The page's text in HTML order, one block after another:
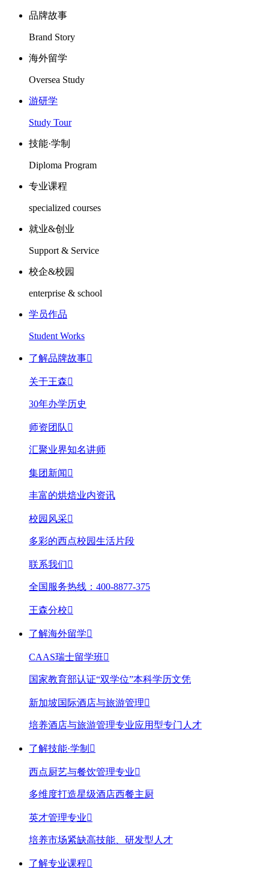
品牌故事
Brand Story
海外留学
Oversea Study
游研学
Study Tour
技能·学制
Diploma Program
专业课程
specialized courses
就业&创业
Support & Service
校企&校园
enterprise & school
学员作品
Student Works
了解品牌故事
关于王森
30年办学历史
师资团队 
汇聚业界知名讲师
集团新闻 
丰富的烘焙业内资讯
校园风采
多彩的西点校园生活片段
联系我们
全国服务热线：400-8877-375
王森分校
了解海外留学
CAAS瑞士留学班
国家教育部认证“双学位”本科学历文凭
新加坡国际酒店与旅游管理
培养酒店与旅游管理专业应用型专门人才
了解技能·学制 
西点厨艺与餐饮管理专业
多维度打造星级酒店西餐主厨
英才管理专业
培养市场紧缺高技能、研发型人才
了解专业课程